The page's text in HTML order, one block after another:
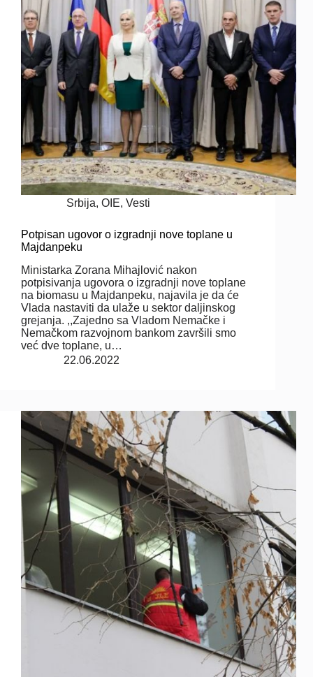
Srbija,OIE,Vesti
Potpisan ugovor o izgradnji nove toplane u
Majdanpeku
Ministarka Zorana Mihajlović nakon
potpisivanja ugovora o izgradnji nove toplane
na biomasu u Majdanpeku, najavila je da će
Vlada nastaviti da ulaže u sektor daljinskog
grejanja. ,,Zajedno sa Vladom Nemačke i
Nemačkom razvojnom bankom završili smo
već dve toplane, u…
22.06.2022